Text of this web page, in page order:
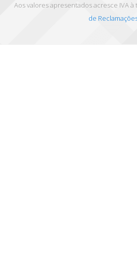
Aos valores apresentados acresce IVA à
de